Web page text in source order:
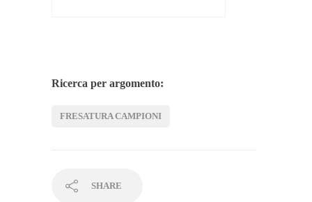
Ricerca per argomento:
FRESATURA CAMPIONI
SHARE